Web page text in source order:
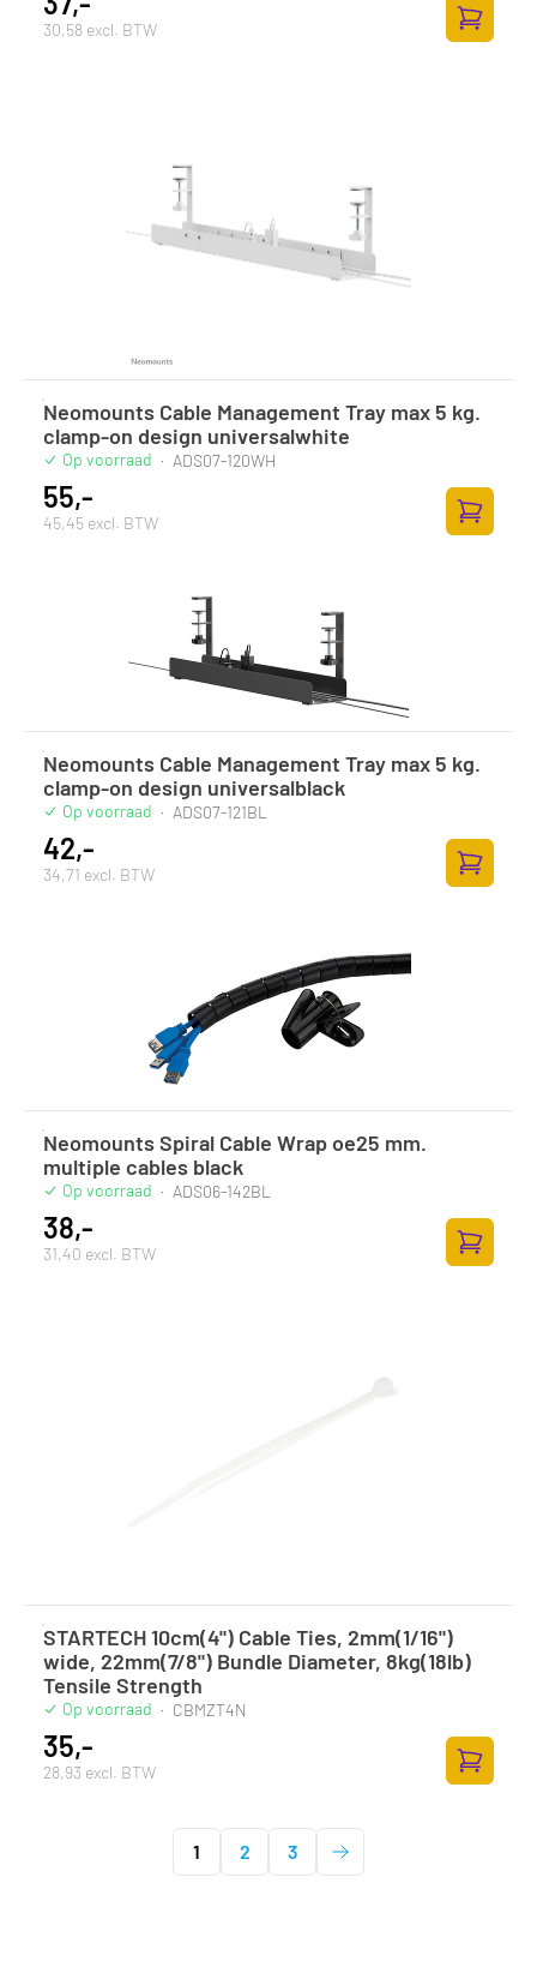
30,58 excl. BTW
Zum
Neomounts Cable Management Tray max 5 kg.
clamp-on design universalwhite
Op voorraad · ADS07-120WH
55,-
45,45 excl. BTW
Zum
Neomounts Cable Management Tray max 5 kg.
clamp-on design universalblack
Op voorraad · ADS07-121BL
42,-
34,71 excl. BTW
Zum
Neomounts Spiral Cable Wrap oe25 mm.
multiple cables black
Op voorraad · ADS06-142BL
38,-
31,40 excl. BTW
Zum
STARTECH 10cm(4") Cable Ties, 2mm(1/16")
wide, 22mm(7/8") Bundle Diameter, 8kg(18lb)
Tensile Strength
Op voorraad · CBMZT4N
35,-
28,93 excl. BTW
Zum
1 2 3